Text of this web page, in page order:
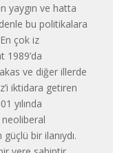
yaygın ve hatta
bu politikalara
çok iz
1989’da
ve diğer illerde
iktidara getiren
yılında
neoliberal
bir ilanıydı.